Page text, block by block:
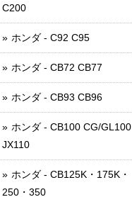
C200
ホンダ - C92 C95
ホンダ - CB72 CB77
ホンダ - CB93 CB96
ホンダ - CB100 CG/GL100
JX110
ホンダ - CB125K・175K・
250・350